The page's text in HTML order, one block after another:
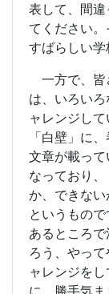
表して、間
てください
すばらしい学
一方で、皆
は、いろい
ャレンジし
「白壁」に
文章が載っ
なっており
か、できない
というもの
あるところ
ろう、やっ
ャレンジを